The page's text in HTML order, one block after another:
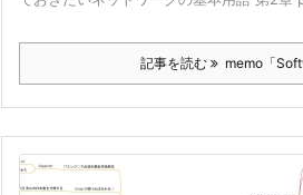
記事を読む memo「